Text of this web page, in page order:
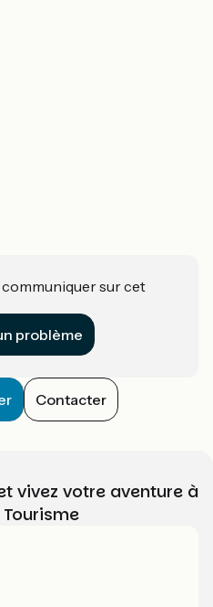
communiquer sur cet
problème
Contacter
vivez votre aventure à
Tourisme